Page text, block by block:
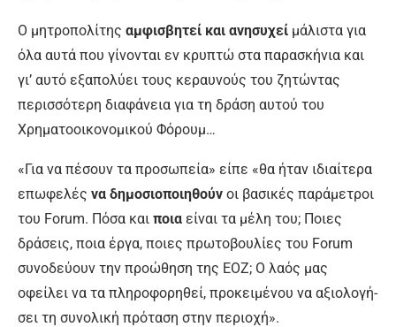
Ο μητροπολίτης αμφισβητεί και ανησυχεί μάλιστα για
όλα αυτά που γίνονται εν κρυπτώ στα παρασκήνια και
γι’ αυτό εξαπολύει τους κεραυνούς του ζητώντας
περισσότερη διαφά­νεια για τη δράση αυτού του
Χρηματοοικονο­μικού Φόρουμ…
«Για να πέσουν τα προσωπεία» είπε «θα ήταν ιδιαίτερα
επωφελές να δημοσιοποιηθούν οι βασικές παράμετροι
του Forum. Πόσα και ποια είναι τα μέλη του; Ποιες
δράσεις, ποια έργα, ποιες πρωτοβουλίες του Forum
συνοδεύουν την προώθηση της ΕΟΖ; Ο λαός μας
οφείλει να τα πληροφορηθεί, προκειμένου να αξιολογή­
σει τη συνολική πρόταση στην περιοχή».